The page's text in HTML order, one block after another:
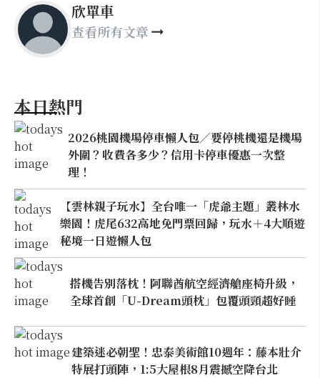
欣單車
查看所有文章
本日熱門
2026桃園機場停車懶人包／要停桃機還是機場
外圍？收費各多少？信用卡停車優惠一次整
理！
【雲林親子玩水】全台唯一「虎爺主題」叢林水
樂園！虎尾632高地免門票回歸，玩水＋4大順遊
秘境一日遊懶人包
搭機告別落枕！阿聯酋航空經濟艙座椅升級，
全球首創「U-Dream頭枕」包覆頭頸超好睡
建築迷必朝聖！忠泰美術館10週年：藤本壯介
特展打頭陣，1:5大屋根8月震撼空降台北